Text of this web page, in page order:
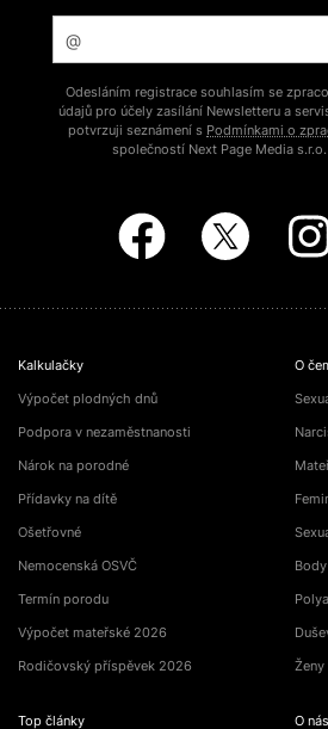
Odesláním registrace souhlasím se
údajů pro účely zasílání Newsletteru a
potvrzuji seznámení s Podmínkami o
společností Next Page Media
Kalkulačky
Výpočet plodných dnů
Podpora v nezaměstnanosti
Nárok na porodné
Přídavky na dítě
Ošetřovné
Nemocenská OSVČ
Termín porodu
Výpočet mateřské 2026
Rodičovský příspěvek 2026
Top články
O
O nás